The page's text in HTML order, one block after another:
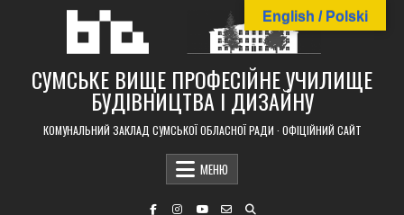
СУМСЬКЕ ВИЩЕ ПРОФЕСІЙНЕ УЧИЛИЩЕ
БУДІВНИЦТВА І ДИЗАЙНУ
КОМУНАЛЬНИЙ ЗАКЛАД СУМСЬКОЇ ОБЛАСНОЇ РАДИ · ОФІЦІЙНИЙ САЙТ
МЕНЮ
English / Polski